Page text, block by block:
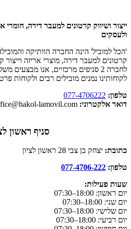
ייצור ושיווק קרטונים למעבר דירה, חומרי
ולעסקים
'הכל למוביל' הינה החברה הוותיקה
קרטונים למעבר דירה, מוצרי אריזה
לחברה 2 סניפים מרכזיים, אנו מבצעים
לקוחותינו נמנים מובילים רבים ולקוחות
טלפון: 077-4706222
דואר אלקטרוני:
סניף ראשון
כתובת: יצחק בן צבי 28 ראשון לציון
טלפון: 077-4706-222
שעות פעילות:
יום ראשון: 18:00–07:30
יום שני: 18:00–07:30
יום שלישי: 18:00–07:30
יום רביעי: 18:00–07:30